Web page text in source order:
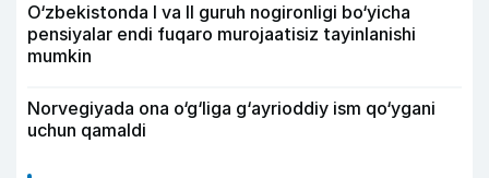
O‘zbekistonda I va II guruh nogironligi bo‘yicha
pensiyalar endi fuqaro murojaatisiz tayinlanishi
mumkin
Norvegiyada ona o‘g‘liga g‘ayrioddiy ism qo‘ygani
uchun qamaldi